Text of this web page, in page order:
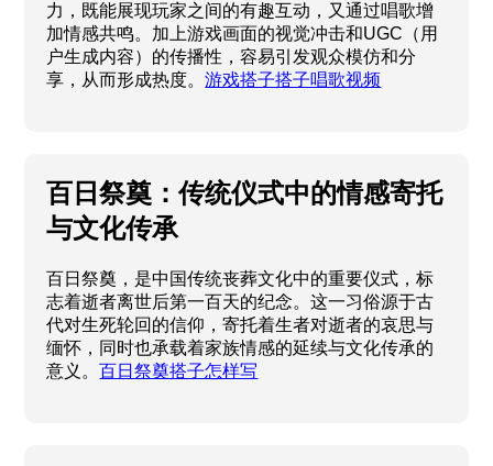
力，既能展现玩家之间的有趣互动，又通过唱歌增
加情感共鸣。加上游戏画面的视觉冲击和UGC（用
户生成内容）的传播性，容易引发观众模仿和分
享，从而形成热度。游戏搭子搭子唱歌视频
百日祭奠：传统仪式中的情感寄托
与文化传承
百日祭奠，是中国传统丧葬文化中的重要仪式，标
志着逝者离世后第一百天的纪念。这一习俗源于古
代对生死轮回的信仰，寄托着生者对逝者的哀思与
缅怀，同时也承载着家族情感的延续与文化传承的
意义。百日祭奠搭子怎样写